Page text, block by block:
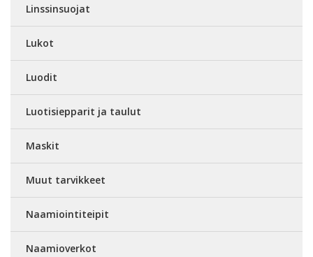
Linssinsuojat
Lukot
Luodit
Luotisiepparit ja taulut
Maskit
Muut tarvikkeet
Naamiointiteipit
Naamioverkot